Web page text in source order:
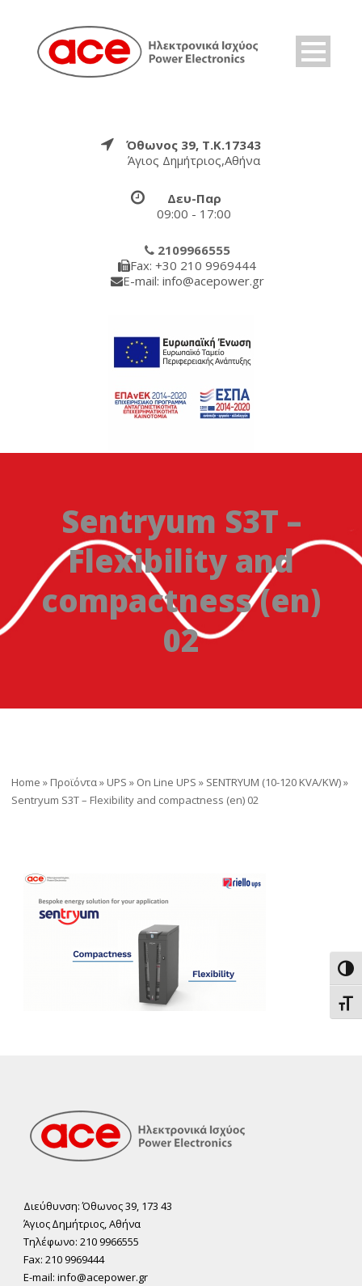
Όθωνος 39, Τ.Κ.17343
Άγιος Δημήτριος,Αθήνα
Δευ-Παρ
09:00 - 17:00
2109966555
Fax: +30 210 9969444
E-mail: info@acepower.gr
Sentryum S3T –
Flexibility and
compactness (en)
02
Home » Προϊόντα» UPS » On Line UPS » SENTRYUM (10-120 KVA/KW)»
Sentryum S3T – Flexibility and compactness (en) 02
Διεύθυνση: Όθωνος 39, 173 43
Άγιος ∆ηµήτριος, Αθήνα
Τηλέφωνο: 210 9966555
Fax: 210 9969444
E-mail: info@acepower.gr